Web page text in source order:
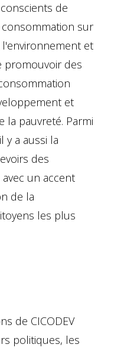
de
sur
et
promouvoir des
et
la pauvreté. Parmi
y a aussi la
des
un accent
de la
les plus
de CICODEV
politiques, les